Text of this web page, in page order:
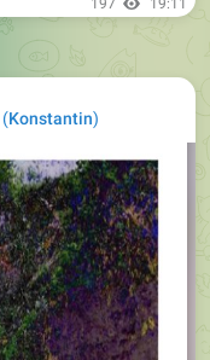
197 19:11
(Konstantin)